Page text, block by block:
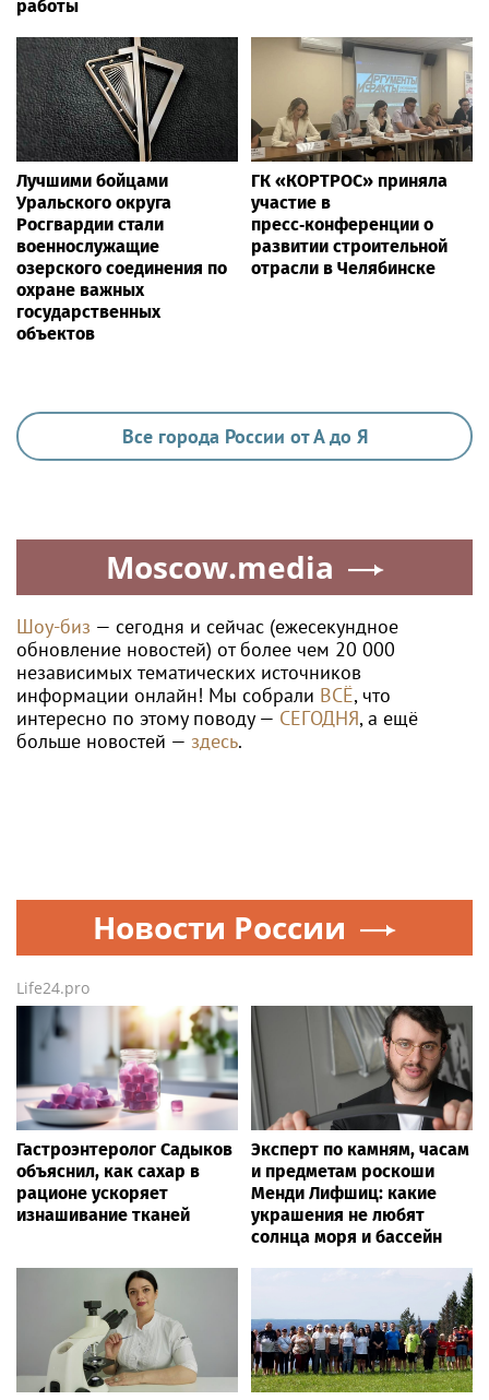
работы
Лучшими бойцами
Уральского округа
Росгвардии стали
военнослужащие
озерского соединения по
охране важных
государственных
объектов
ГК «КОРТРОС» приняла
участие в
пресс‑конференции о
развитии строительной
отрасли в Челябинске
Все города России от А до Я
Moscow.media
Шоу-биз — сегодня и сейчас (ежесекундное
обновление новостей) от более чем 20 000
независимых тематических источников
информации онлайн! Мы собрали ВСЁ, что
интересно по этому поводу — СЕГОДНЯ, а ещё
больше новостей — здесь.
Новости России
Life24.pro
Гастроэнтеролог Садыков
объяснил, как сахар в
рационе ускоряет
изнашивание тканей
Эксперт по камням, часам
и предметам роскоши
Менди Лифшиц: какие
украшения не любят
солнца моря и бассейн